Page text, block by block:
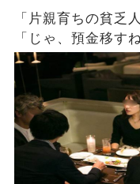
「片親育ちの貧乏
「じゃ、預金移す
。